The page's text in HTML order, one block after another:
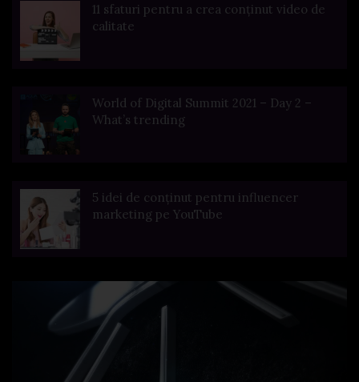
11 sfaturi pentru a crea conținut video de
calitate
World of Digital Summit 2021 – Day 2 –
What’s trending
5 idei de conținut pentru influencer
marketing pe YouTube